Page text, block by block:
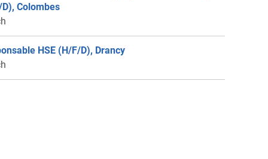
Colombes
HSE (H/F/D), Drancy